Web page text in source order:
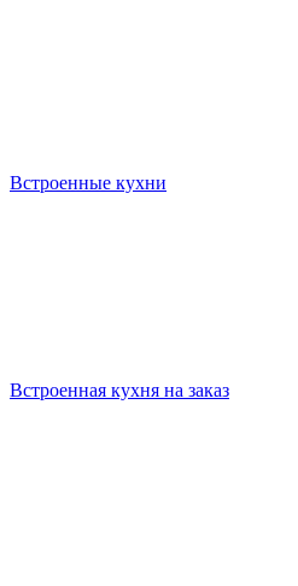
Встроенные кухни
Встроенная кухня на заказ